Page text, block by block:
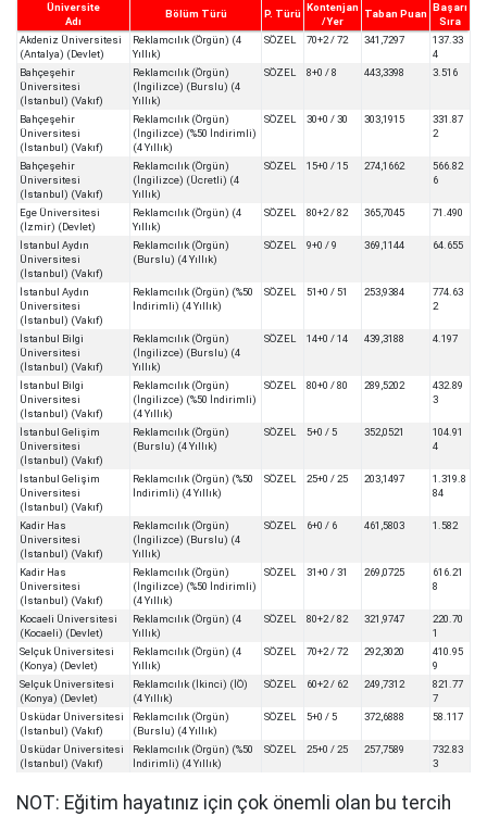
Üniversite
Adı
Bölüm Türü P. Türü
Kontenjan
/Yer
Taban Puan
Başarı
Sıra
Akdeniz Üniversitesi
(Antalya) (Devlet)
Reklamcılık (Örgün) (4
Yıllık)
SÖZEL 70+2 / 72 341,7297
137.33
4
Bahçeşehir
Üniversitesi
(İstanbul) (Vakıf)
Reklamcılık (Örgün)
(İngilizce) (Burslu) (4
Yıllık)
SÖZEL 8+0 / 8 443,3398 3.516
Bahçeşehir
Üniversitesi
(İstanbul) (Vakıf)
Reklamcılık (Örgün)
(İngilizce) (%50 İndirimli)
(4 Yıllık)
SÖZEL 30+0 / 30 303,1915
331.87
2
Bahçeşehir
Üniversitesi
(İstanbul) (Vakıf)
Reklamcılık (Örgün)
(İngilizce) (Ücretli) (4
Yıllık)
SÖZEL 15+0 / 15 274,1662
566.82
6
Ege Üniversitesi
(İzmir) (Devlet)
Reklamcılık (Örgün) (4
Yıllık)
SÖZEL 80+2 / 82 365,7045 71.490
İstanbul Aydın
Üniversitesi
(İstanbul) (Vakıf)
Reklamcılık (Örgün)
(Burslu) (4 Yıllık)
SÖZEL 9+0 / 9 369,1144 64.655
İstanbul Aydın
Üniversitesi
(İstanbul) (Vakıf)
Reklamcılık (Örgün) (%50
İndirimli) (4 Yıllık)
SÖZEL 51+0 / 51 253,9384
774.63
2
İstanbul Bilgi
Üniversitesi
(İstanbul) (Vakıf)
Reklamcılık (Örgün)
(İngilizce) (Burslu) (4
Yıllık)
SÖZEL 14+0 / 14 439,3188 4.197
İstanbul Bilgi
Üniversitesi
(İstanbul) (Vakıf)
Reklamcılık (Örgün)
(İngilizce) (%50 İndirimli)
(4 Yıllık)
SÖZEL 80+0 / 80 289,5202
432.89
3
İstanbul Gelişim
Üniversitesi
(İstanbul) (Vakıf)
Reklamcılık (Örgün)
(Burslu) (4 Yıllık)
SÖZEL 5+0 / 5 352,0521
104.91
4
İstanbul Gelişim
Üniversitesi
(İstanbul) (Vakıf)
Reklamcılık (Örgün) (%50
İndirimli) (4 Yıllık)
SÖZEL 25+0 / 25 203,1497
1.319.8
84
Kadir Has
Üniversitesi
(İstanbul) (Vakıf)
Reklamcılık (Örgün)
(İngilizce) (Burslu) (4
Yıllık)
SÖZEL 6+0 / 6 461,5803 1.582
Kadir Has
Üniversitesi
(İstanbul) (Vakıf)
Reklamcılık (Örgün)
(İngilizce) (%50 İndirimli)
(4 Yıllık)
SÖZEL 31+0 / 31 269,0725
616.21
8
Kocaeli Üniversitesi
(Kocaeli) (Devlet)
Reklamcılık (Örgün) (4
Yıllık)
SÖZEL 80+2 / 82 321,9747
220.70
1
Selçuk Üniversitesi
(Konya) (Devlet)
Reklamcılık (Örgün) (4
Yıllık)
SÖZEL 70+2 / 72 292,3020
410.95
9
Selçuk Üniversitesi
(Konya) (Devlet)
Reklamcılık (İkinci) (İÖ)
(4 Yıllık)
SÖZEL 60+2 / 62 249,7312
821.77
7
Üsküdar Üniversitesi
(İstanbul) (Vakıf)
Reklamcılık (Örgün)
(Burslu) (4 Yıllık)
SÖZEL 5+0 / 5 372,6888 58.117
Üsküdar Üniversitesi
(İstanbul) (Vakıf)
Reklamcılık (Örgün) (%50
İndirimli) (4 Yıllık)
SÖZEL 25+0 / 25 257,7589
732.83
3
NOT: Eğitim hayatınız için çok önemli olan bu tercih